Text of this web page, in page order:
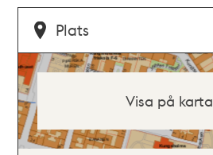
Plats
Visa på karta